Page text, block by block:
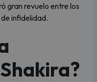
gran revuelo entre los
infidelidad.